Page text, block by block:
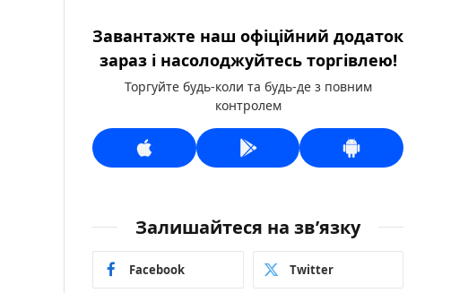
Завантажте наш офіційний додаток
зараз і насолоджуйтесь торгівлею!
Торгуйте будь-коли та будь-де з повним
контролем
Залишайтеся на зв’язку
Facebook Twitter